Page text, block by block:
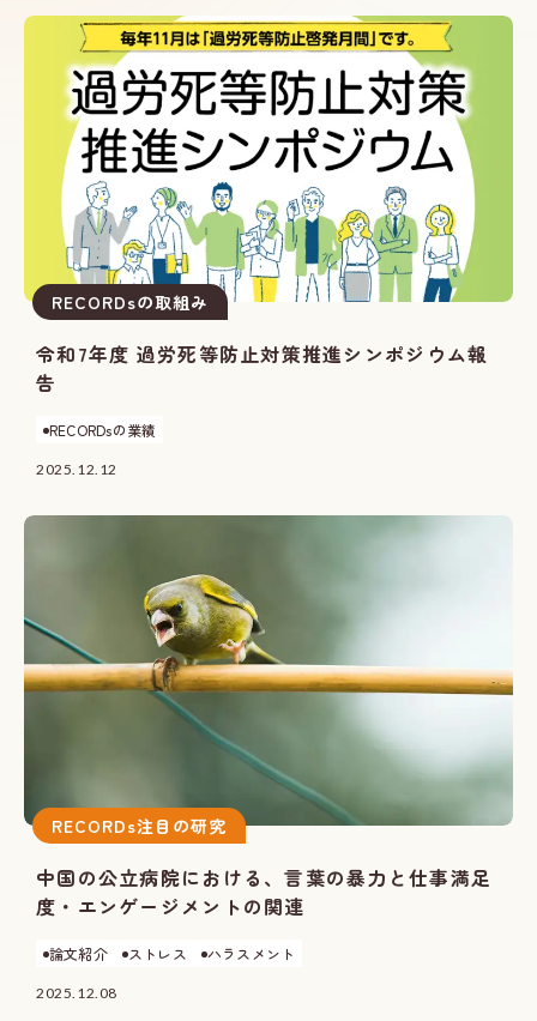
RECORDsの取組み
令和7年度 過労死等防止対策推進シンポジウム報
告
RECORDsの業績
2025.12.12
RECORDs注目の研究
中国の公立病院における、言葉の暴力と仕事満足
度・エンゲージメントの関連
論文紹介 ストレス ハラスメント
2025.12.08